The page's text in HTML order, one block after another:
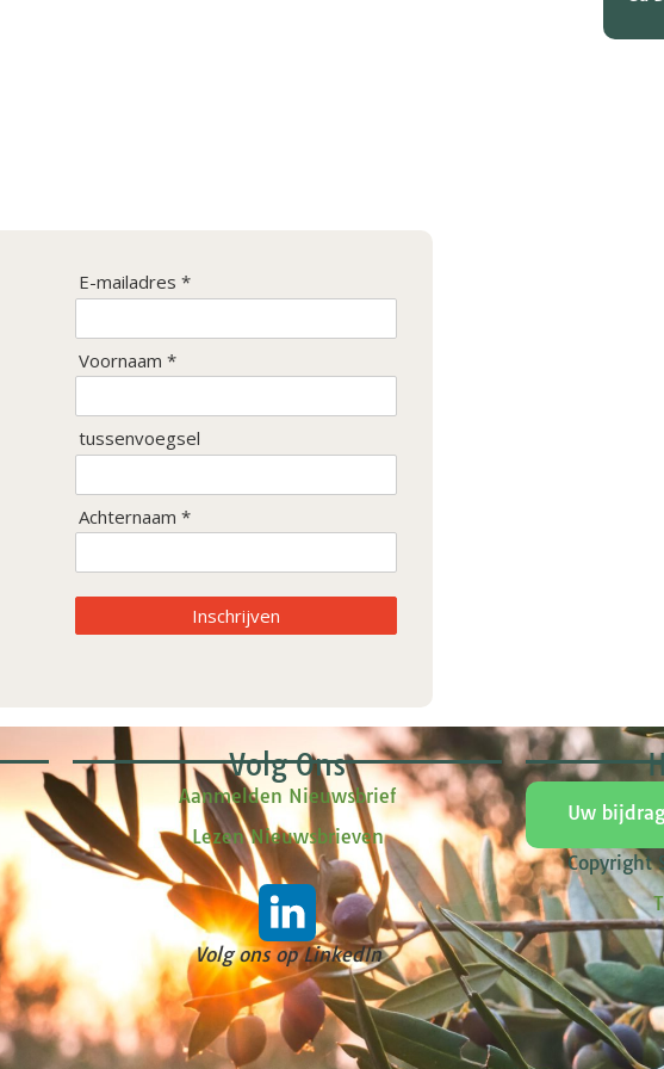
E-mailadres *
Voornaam *
tussenvoegsel
Achternaam *
Inschrijven
Volg Ons
Aanmelden Nieuwsbrief
Lezen Nieuwsbrieven
Volg ons op LinkedIn
Uw
Copyright